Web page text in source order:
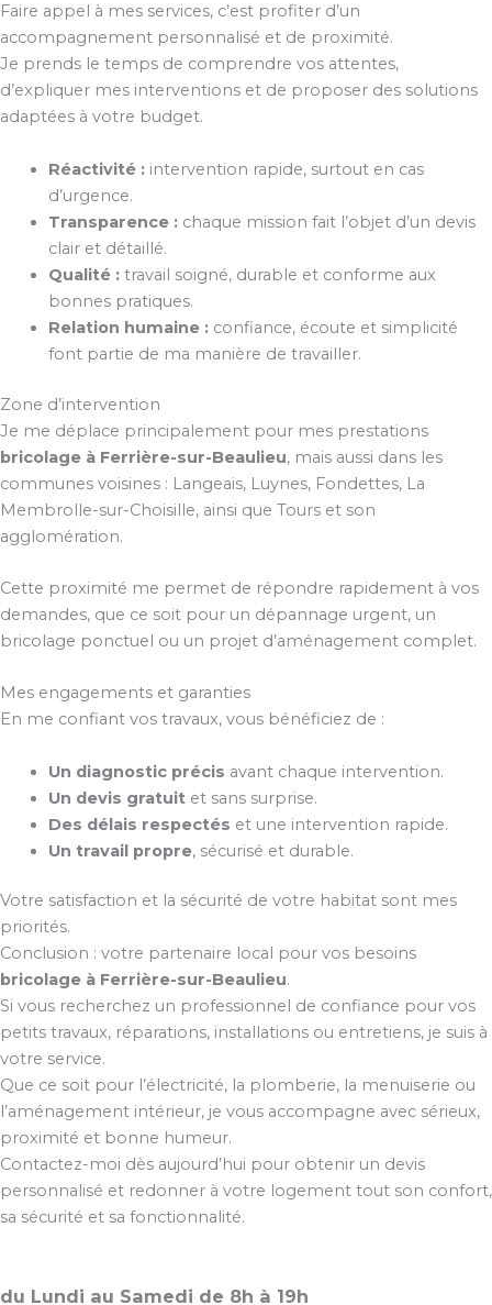
Faire appel à mes services, c’est profiter d’un
accompagnement personnalisé et de proximité.
Je prends le temps de comprendre vos attentes,
d’expliquer mes interventions et de proposer des solutions
adaptées à votre budget.
Réactivité :intervention rapide, surtout en cas
d’urgence.
Transparence :chaque mission fait l’objet d’un devis
clair et détaillé.
Qualité :travail soigné, durable et conforme aux
bonnes pratiques.
Relation humaine :confiance, écoute et simplicité
font partie de ma manière de travailler.
Zone d’intervention
Je me déplace principalement pour mes prestations
bricolage à Ferrière-sur-Beaulieu, mais aussi dans les
communes voisines : Langeais, Luynes, Fondettes, La
Membrolle-sur-Choisille, ainsi que Tours et son
agglomération.
Cette proximité me permet de répondre rapidement à vos
demandes, que ce soit pour un dépannage urgent, un
bricolage ponctuel ou un projet d’aménagement complet.
Mes engagements et garanties
En me confiant vos travaux, vous bénéficiez de :
Un diagnostic précis avant chaque intervention.
Un devis gratuitet sans surprise.
Des délais respectés et une intervention rapide.
Un travail propre, sécurisé et durable.
Votre satisfaction et la sécurité de votre habitat sont mes
priorités.
Conclusion : votre partenaire local pour vos besoins
bricolage à Ferrière-sur-Beaulieu.
Si vous recherchez un professionnel de confiance pour vos
petits travaux, réparations, installations ou entretiens, je suis à
votre service.
Que ce soit pour l’électricité, la plomberie, la menuiserie ou
l’aménagement intérieur, je vous accompagne avec sérieux,
proximité et bonne humeur.
Contactez-moi dès aujourd’hui pour obtenir un devis
personnalisé et redonner à votre logement tout son confort,
sa sécurité et sa fonctionnalité.
du Lundi au Samedi de 8h à 19h